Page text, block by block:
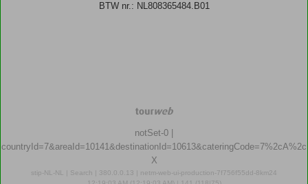
BTW nr.: NL808365484.B01
TourWeb
©
NetMatch
notSet-0
countryId=7&areaId=10141&destinationId=10613&cateringCode=7%2cA%2c
X
stip-NL-NL | Search | 380.0.0.13 | netm-web-ui-production-7f756f55dd-8km24